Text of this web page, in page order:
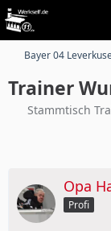
Bayer 04
Trainer
Stammtisch
Opa
Profi